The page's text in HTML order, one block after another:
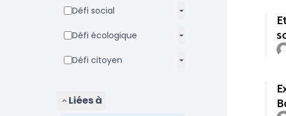
Défi social
Défi écologique
Défi citoyen
Liées à